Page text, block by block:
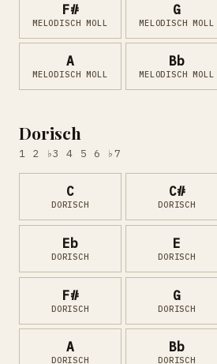
F#
MELODISCH MOLL
G
MELODISCH MOLL
A
MELODISCH MOLL
Bb
MELODISCH MOLL
Dorisch
1 2 ♭3 4 5 6 ♭7
C
DORISCH
C#
DORISCH
Eb
DORISCH
E
DORISCH
F#
DORISCH
G
DORISCH
A
DORISCH
Bb
DORISCH